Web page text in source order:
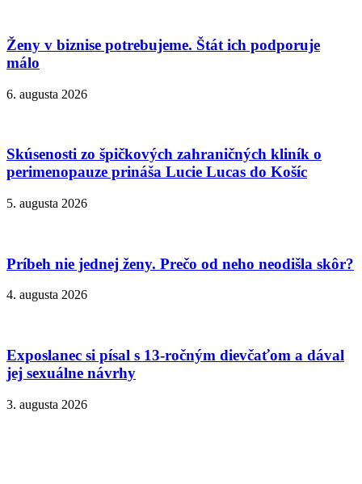
Ženy v biznise potrebujeme. Štát ich podporuje
málo
6. augusta 2026
Skúsenosti zo špičkových zahraničných kliník o
perimenopauze prináša Lucie Lucas do Košíc
5. augusta 2026
Príbeh nie jednej ženy. Prečo od neho neodišla skôr?
4. augusta 2026
Exposlanec si písal s 13-ročným dievčaťom a dával
jej sexuálne návrhy
3. augusta 2026